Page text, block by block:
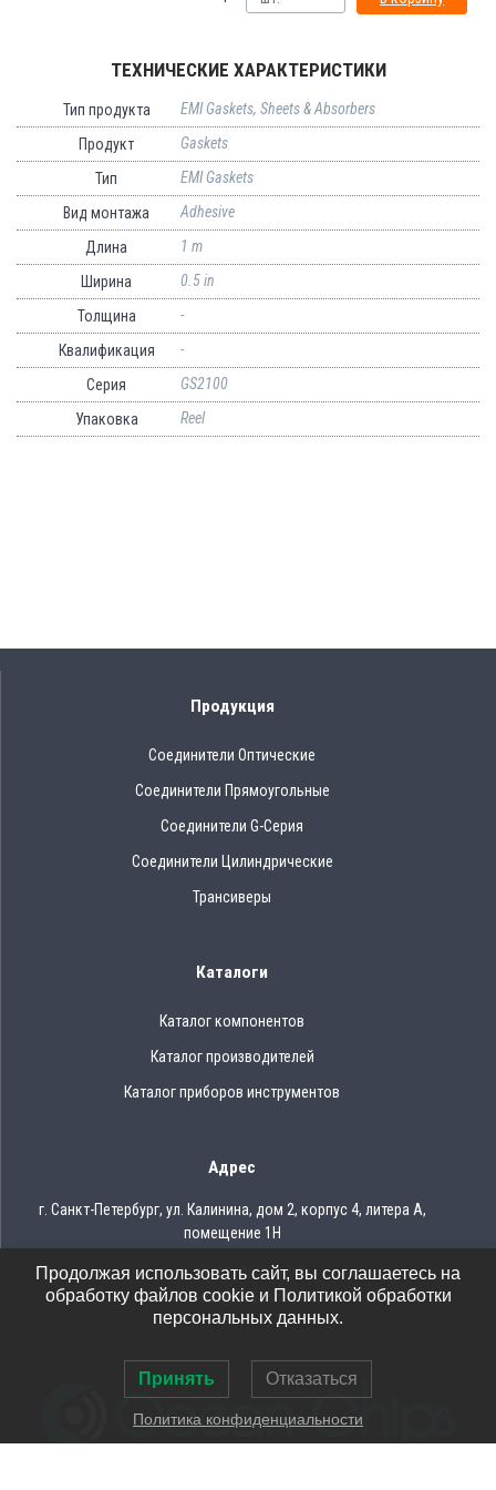
ТЕХНИЧЕСКИЕ ХАРАКТЕРИСТИКИ
Тип продукта
EMI Gaskets, Sheets & Absorbers
Продукт
Gaskets
Тип
EMI Gaskets
Вид монтажа
Adhesive
Длина
1 m
Ширина
0.5 in
Толщина
-
Квалификация
-
Серия
GS2100
Упаковка
Reel
Продукция
Соединители Оптические
Соединители Прямоугольные
Соединители G-Серия
Соединители Цилиндрические
Трансиверы
Каталоги
Каталог компонентов
Каталог производителей
Каталог приборов инструментов
Адрес
г. Санкт-Петербург, ул. Калинина, дом 2, корпус 4, литера А,
помещение 1Н
Тел.: 8 (812) 309-75-97
Email: ocean@oceanchips.ru
Продолжая использовать сайт, вы соглашаетесь на
обработку файлов cookie и Политикой обработки
персональных данных.
Принять Отказаться
Политика конфиденциальности